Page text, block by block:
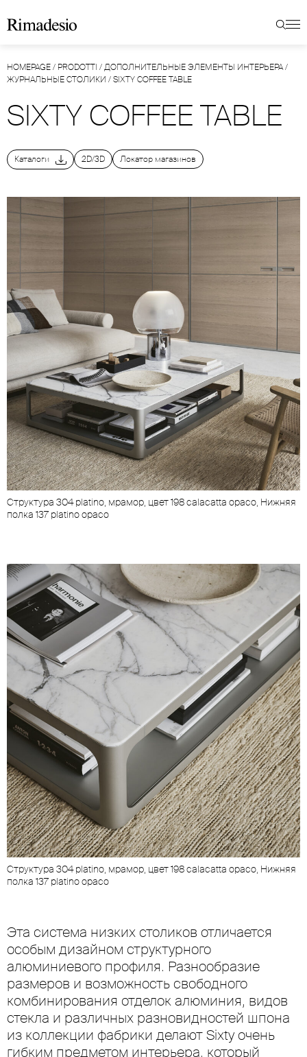
HOMEPAGE/ PRODOTTI /ДОПОЛНИТЕЛЬНЫЕ ЭЛЕМЕНТЫ ИНТЕРЬЕРА/
ЖУРНАЛЬНЫЕ СТОЛИКИ /SIXTY COFFEE TABLE
SIXTY COFFEE TABLE
Каталоги 2D/3D Локатор магазинов
Cтруктура 304 platino, мрамор, цвет 198 calacatta opaco, Нижняя
полка 137 platino opaco
Cтруктура 304 platino, мрамор, цвет 198 calacatta opaco, Нижняя
полка 137 platino opaco
Эта система низких столиков отличается
особым дизайном структурного
алюминиевого профиля. Разнообразие
размеров и возможность свободного
комбинирования отделок алюминия, видов
стекла и различных разновидностей шпона
из коллекции фабрики делают Sixty очень
гибким предметом интерьера, который